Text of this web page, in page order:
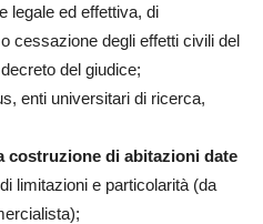
legale ed effettiva, di
cessazione degli effetti civili del
del giudice;
enti universitari di ricerca,
costruzione di abitazioni date
limitazioni e particolarità (da